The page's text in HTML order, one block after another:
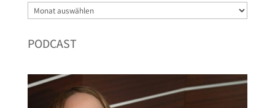
Archiv
PODCAST